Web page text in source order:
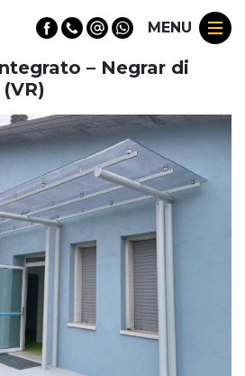
MENU
– Negrar di